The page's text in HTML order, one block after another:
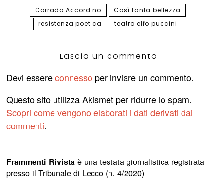
Corrado Accordino
Così tanta bellezza
resistenza poetica
teatro elfo puccini
Lascia un commento
Devi essereconnesso per inviare un commento.
Questo sito utilizza Akismet per ridurre lo spam.
Scopri come vengono elaborati i dati derivati dai
commenti.
Frammenti Rivistaè una testata giornalistica registrata
presso il Tribunale di Lecco (n. 4/2020)